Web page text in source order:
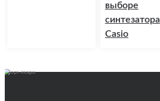
выборе
синтезатора
Casio